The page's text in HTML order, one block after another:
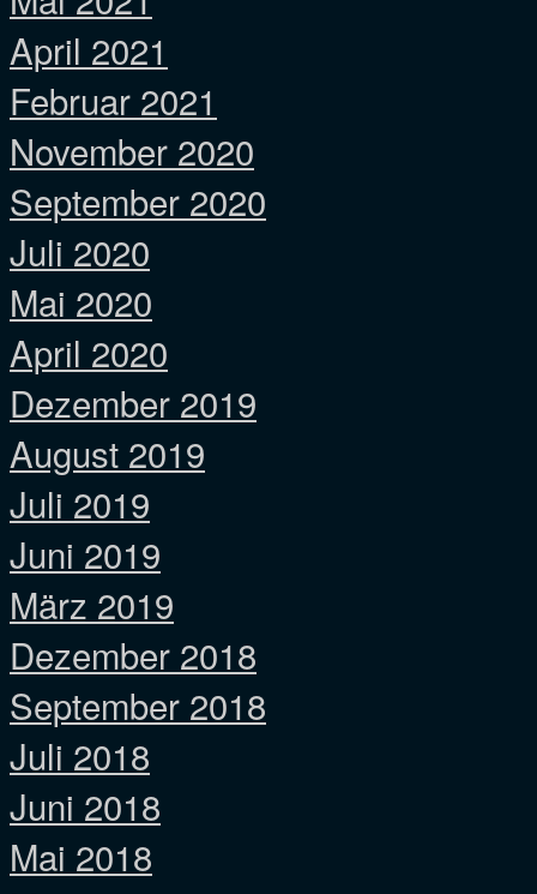
April 2021
Februar 2021
November 2020
September 2020
Juli 2020
Mai 2020
April 2020
Dezember 2019
August 2019
Juli 2019
Juni 2019
März 2019
Dezember 2018
September 2018
Juli 2018
Juni 2018
Mai 2018